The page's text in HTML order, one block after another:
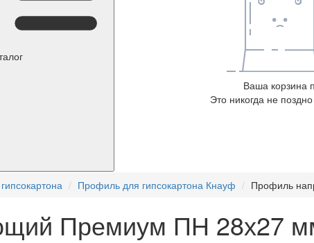
Ваша корзина
Это никогда не
Профиль для гипсокартона Кнауф Профиль
Премиум ПН 28х27